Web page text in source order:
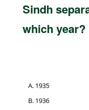
Sindh
which year?
1935
1936